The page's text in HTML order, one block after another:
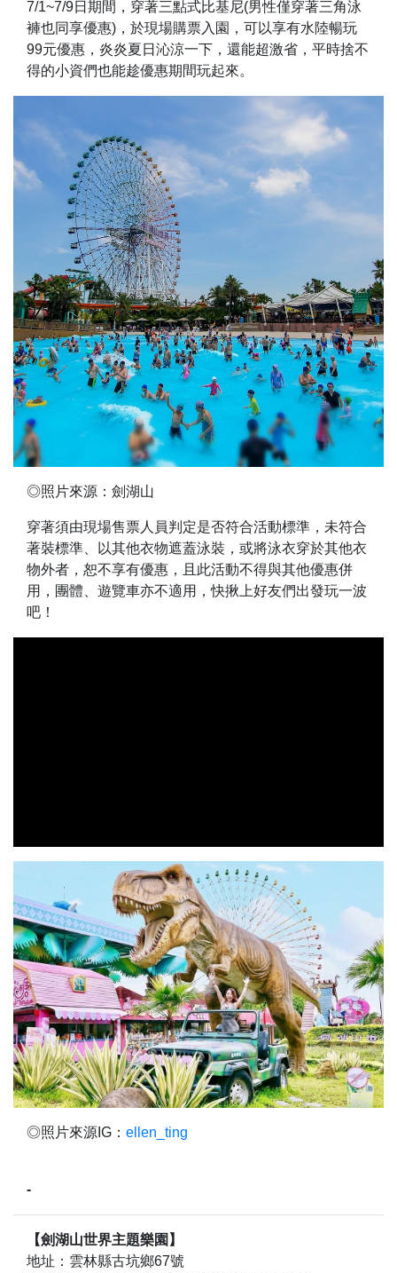
7/1~7/9日期間，穿著三點式比基尼(男性僅穿著三角泳
褲也同享優惠)，於現場購票入園，可以享有水陸暢玩
99元優惠，炎炎夏日沁涼一下，還能超激省，平時捨不
得的小資們也能趁優惠期間玩起來。
◎照片來源：劍湖山
穿著須由現場售票人員判定是否符合活動標準，未符合
著裝標準、以其他衣物遮蓋泳裝，或將泳衣穿於其他衣
物外者，恕不享有優惠，且此活動不得與其他優惠併
用，團體、遊覽車亦不適用，快揪上好友們出發玩一波
吧！
◎照片來源IG： ellen_ting
-
【劍湖山世界主題樂園】
地址：雲林縣古坑鄉67號